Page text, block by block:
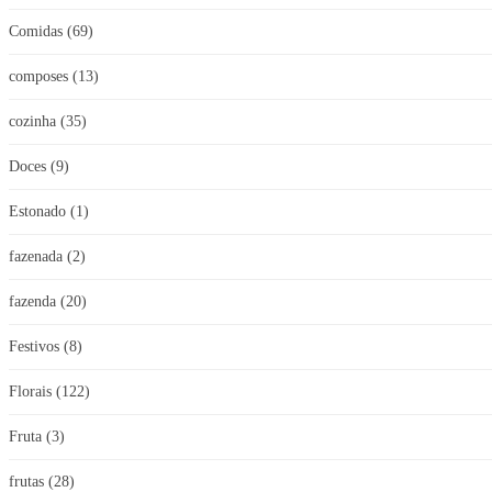
Comidas (69)
composes (13)
cozinha (35)
Doces (9)
Estonado (1)
fazenada (2)
fazenda (20)
Festivos (8)
Florais (122)
Fruta (3)
frutas (28)